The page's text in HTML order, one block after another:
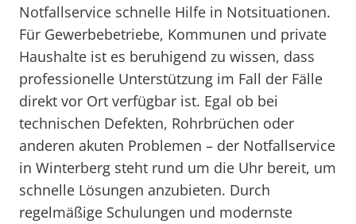
Notfallservice schnelle Hilfe in Notsituationen.
Für Gewerbebetriebe, Kommunen und private
Haushalte ist es beruhigend zu wissen, dass
professionelle Unterstützung im Fall der Fälle
direkt vor Ort verfügbar ist. Egal ob bei
technischen Defekten, Rohrbrüchen oder
anderen akuten Problemen – der Notfallservice
in Winterberg steht rund um die Uhr bereit, um
schnelle Lösungen anzubieten. Durch
regelmäßige Schulungen und modernste